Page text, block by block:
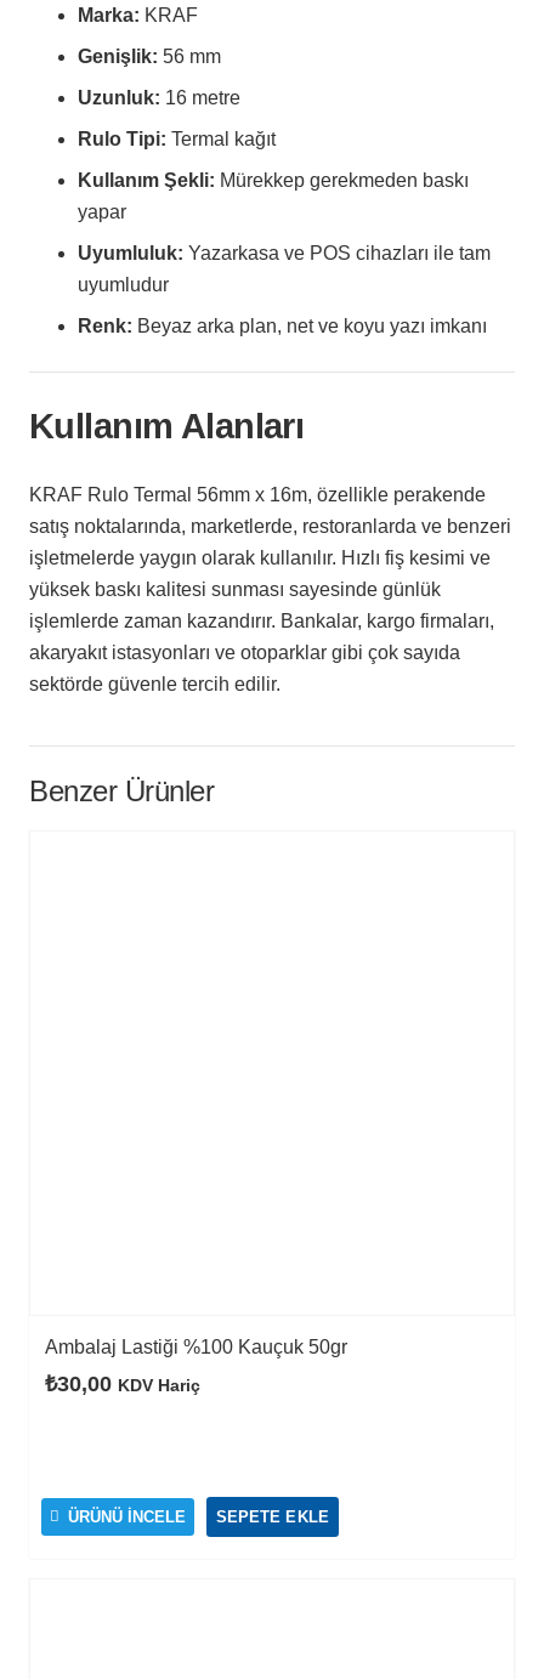
Marka: KRAF
Genişlik: 56 mm
Uzunluk: 16 metre
Rulo Tipi: Termal kağıt
Kullanım Şekli: Mürekkep gerekmeden baskı
yapar
Uyumluluk: Yazarkasa ve POS cihazları ile tam
uyumludur
Renk: Beyaz arka plan, net ve koyu yazı imkanı
Kullanım Alanları
KRAF Rulo Termal 56mm x 16m, özellikle perakende
satış noktalarında, marketlerde, restoranlarda ve benzeri
işletmelerde yaygın olarak kullanılır. Hızlı fiş kesimi ve
yüksek baskı kalitesi sunması sayesinde günlük
işlemlerde zaman kazandırır. Bankalar, kargo firmaları,
akaryakıt istasyonları ve otoparklar gibi çok sayıda
sektörde güvenle tercih edilir.
Benzer Ürünler
Ambalaj Lastiği %100 Kauçuk 50gr
₺30,00 KDV Hariç
ÜRÜNÜ İNCELE SEPETE EKLE